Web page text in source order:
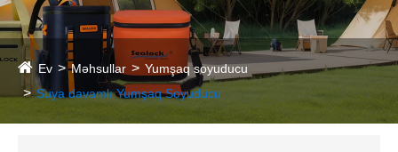
Ev Məhsullar
Yumşaq soyuducu
Suya davamlı Yumşaq Soyuducu